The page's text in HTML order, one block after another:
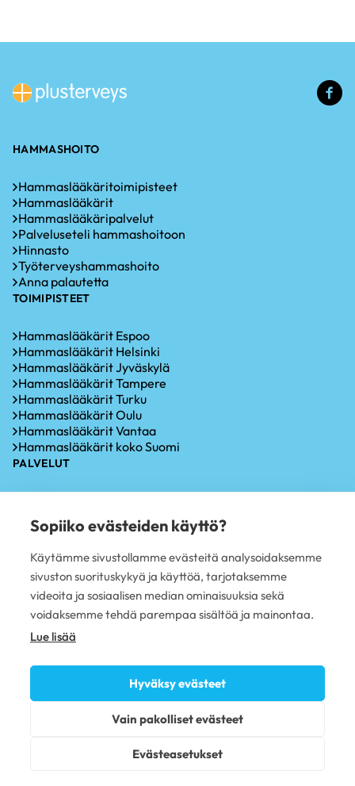
HAMMASHOITO
Hammaslääkäritoimipisteet
Hammaslääkärit
Hammaslääkäripalvelut
Palveluseteli hammashoitoon
Hinnasto
Työterveyshammashoito
Anna palautetta
TOIMIPISTEET
Hammaslääkärit Espoo
Hammaslääkärit Helsinki
Hammaslääkärit Jyväskylä
Hammaslääkärit Tampere
Hammaslääkärit Turku
Hammaslääkärit Oulu
Hammaslääkärit Vantaa
Hammaslääkärit koko Suomi
PALVELUT
Iensairauksien hoito
Hammaskiven poisto
Oikomishoito
Hammasimplantti
Hampaiden paikkaus
Hampaan poisto
Avoimet työpaikat
Tietosuojaseloste
Evästekäytännöt
Sopiiko evästeiden käyttö?
Käytämme sivustollamme evästeitä analysoidaksemme
sivuston suorituskykyä ja käyttöä, tarjotaksemme
videoita ja sosiaalisen median ominaisuuksia sekä
voidaksemme tehdä parempaa sisältöä ja mainontaa.
Lue lisää
Hyväksy evästeet
Vain pakolliset evästeet
Evästeasetukset